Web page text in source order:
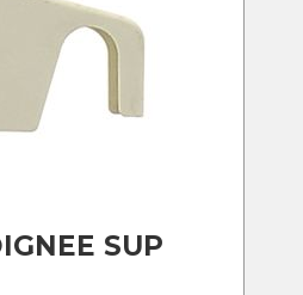
SUP